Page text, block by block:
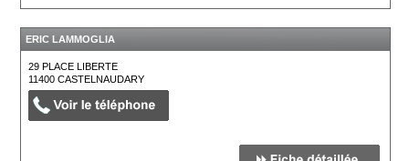
ERIC LAMMOGLIA
29 PLACE LIBERTE
11400CASTELNAUDARY